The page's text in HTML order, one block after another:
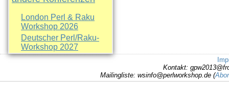
London Perl & Raku
Workshop 2026
Deutscher Perl/Raku-
Workshop 2027
Kontakt:
Mailingliste: wsinfo@perlworkshop.de (